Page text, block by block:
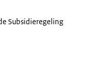
Subsidieregeling